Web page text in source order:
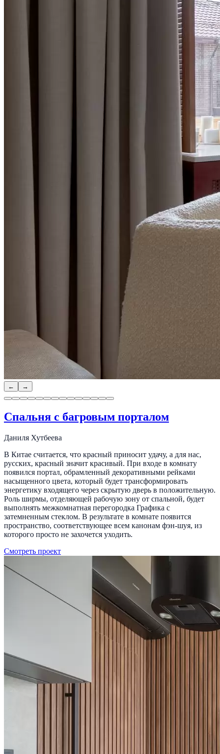
← →
Спальня с багровым порталом
Даниля Хутбеева
В Китае считается, что красный приносит удачу, а для нас,
русских, красный значит красивый. При входе в комнату
появился портал, обрамленный декоративными рейками
насыщенного цвета, который будет трансформировать
энергетику входящего через скрытую дверь в положительную.
Роль ширмы, отделяющей рабочую зону от спальной, будет
выполнять межкомнатная перегородка Графика с
затемненным стеклом. В результате в комнате появится
пространство, соответствующее всем канонам фэн-шуя, из
которого просто не захочется уходить.
Смотреть проект